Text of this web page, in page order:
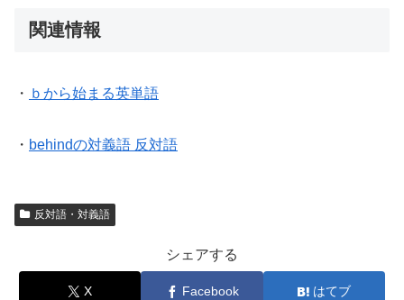
関連情報
・ ｂから始まる英単語
・ behindの対義語 反対語
反対語・対義語
シェアする
X Facebook はてブ